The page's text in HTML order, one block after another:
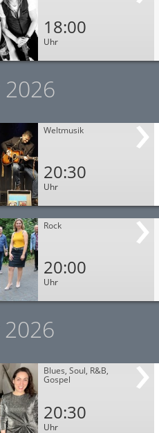
18:00
Uhr
Weltmusik
20:30
Uhr
Rock
20:00
Uhr
Blues, Soul, R&B,
Gospel
20:30
Uhr